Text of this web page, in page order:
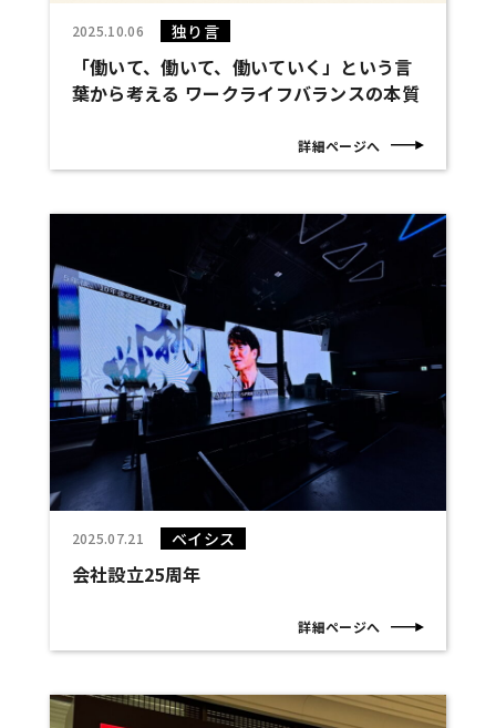
2025.10.06 独り言
「働いて、働いて、働いていく」という言
葉から考える ワークライフバランスの本質
詳細ページへ
2025.07.21 ベイシス
会社設立25周年
詳細ページへ